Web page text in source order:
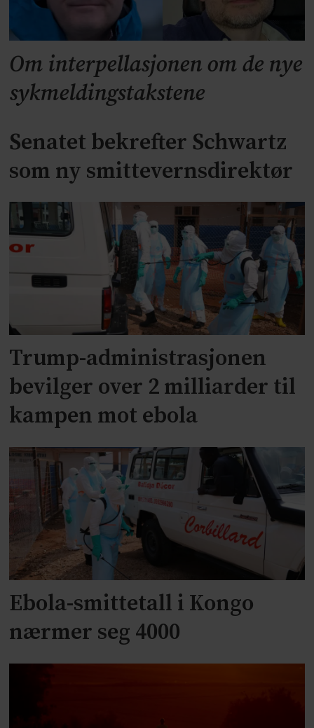
Om interpellasjonen om de nye
sykmeldingstakstene
Senatet bekrefter Schwartz
som ny smittevernsdirektør
Trump-administrasjonen
bevilger over 2 milliarder til
kampen mot ebola
Ebola-smittetall i Kongo
nærmer seg 4000